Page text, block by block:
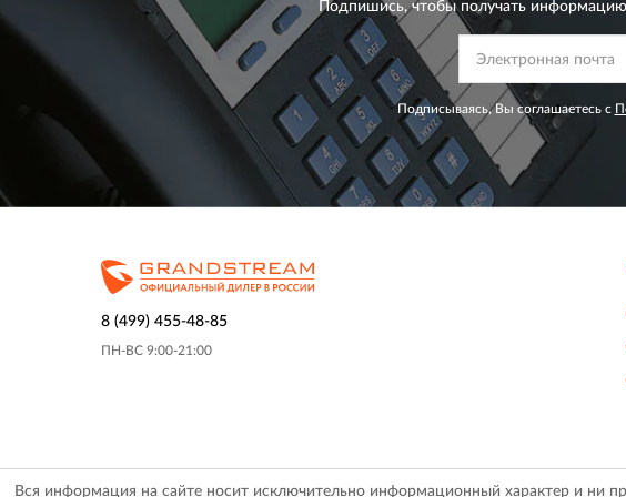
Подпишись, чтобы получать
Подписываясь, Вы соглашаетесь с
8 (499) 455-48-85
ПН-ВС 9:00-21:00
Вся информация на сайте носит исключительно информационный характер и ни